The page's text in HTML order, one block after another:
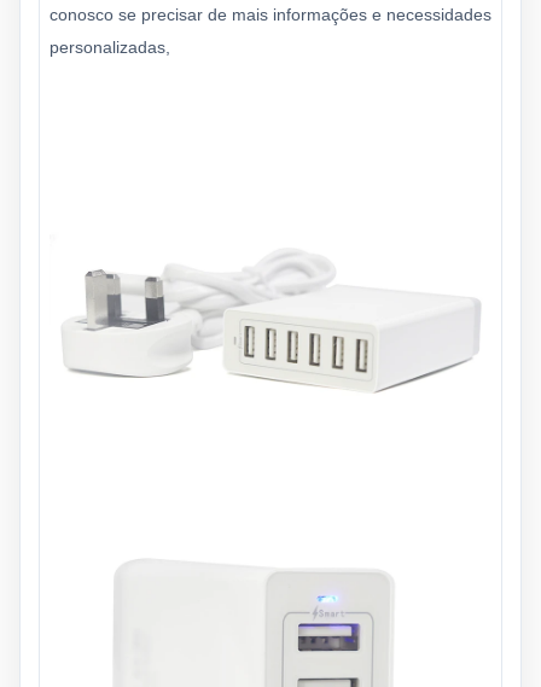
conosco se precisar de mais informações e necessidades
personalizadas,